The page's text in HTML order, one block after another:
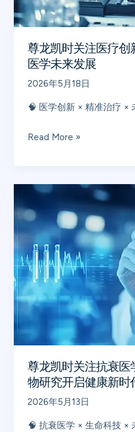
尊龙凯时关注医疗创
医学未来发展
2026年5月18日
🧠 医学创新 × 精准治疗 ×
创
新：
药
物
研
发
动
未
发
Read More »
尊龙凯时关注抗衰医
物研究开启健康新时
2026年5月13日
🧠 抗衰医学 × 生命科技 ×
尊
龙
凯
时
关
注
抗
衰
学
沿：
新
型
抗